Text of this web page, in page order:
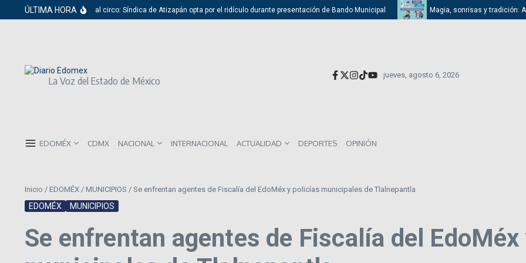
Saltar al contenido
ÚLTIMA HORA
Del cabildo al circo: Síndica de Atizapán opta por el ridículo durante presentación de Bando Municipal Magia, sonrisas y tradición:
La Voz del Estado de México jueves, agosto 6, 2026
EDOMÉX CDMX NACIONAL INTERNACIONAL ACTUALIDAD DEPORTES OPINIÓN
Inicio / EDOMÉX / MUNICIPIOS / Se enfrentan agentes de Fiscalía del EdoMéx y policías municipales de Tlalnepantla
EDOMÉX MUNICIPIOS
Se enfrentan agentes de Fiscalía del